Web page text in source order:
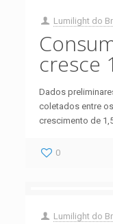
Lumilight do
cresce
Dados
coletados entre
crescimento de
0
Lumilight do